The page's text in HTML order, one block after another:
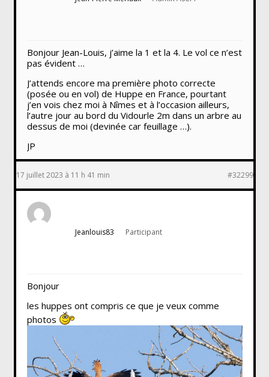
Bonjour Jean-Louis, j’aime la 1 et la 4. Le vol ce n’est
pas évident …
J’attends encore ma première photo correcte
(posée ou en vol) de Huppe en France, pourtant
j’en vois chez moi à Nîmes et à l’occasion ailleurs,
l’autre jour au bord du Vidourle 2m dans un arbre au
dessus de moi (devinée car feuillage …).
JP
17 juillet 2023 à 11 h 41 min #32299
Jeanlouis83 Participant
Bonjour
les huppes ont compris ce que je veux comme
photos